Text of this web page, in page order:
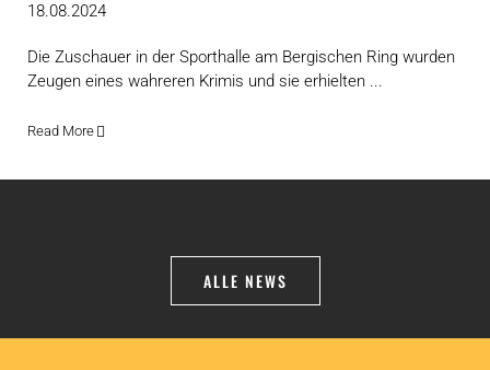
18.08.2024
Die Zuschauer in der Sporthalle am Bergischen Ring wurden
Zeugen eines wahreren Krimis und sie erhielten ...
Read More
ALLE NEWS